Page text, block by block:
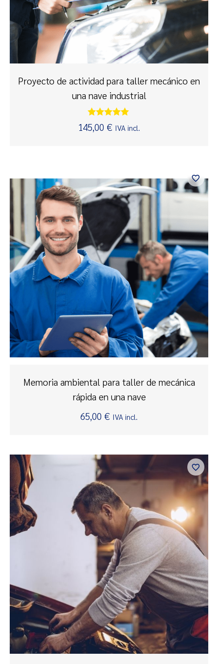
Proyecto de actividad para taller mecánico en
una nave industrial
Valorado
con
145,00 € IVA incl.
Memoria ambiental para taller de mecánica
rápida en una nave
65,00 € IVA incl.